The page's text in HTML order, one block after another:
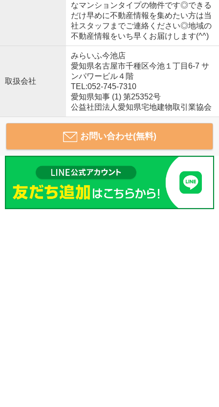
なマンションタイプの物件です◎できる
だけ早めに不動産情報を集めたい方は当
社スタッフまでご連絡ください◎地域の
不動産情報をいち早くお届けします(^^)
取扱会社
みらいふ今池店
愛知県名古屋市千種区今池１丁目6-7 サ
ンパワービル４階
TEL:052-745-7310
愛知県知事 (1) 第25352号
公益社団法人愛知県宅地建物取引業協会
お問い合わせ(無料)